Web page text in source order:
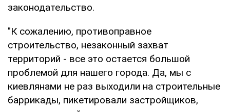
законодательство.
"К сожалению, противоправное
строительство, незаконный захват
территорий - все это остается большой
проблемой для нашего города. Да, мы с
киевлянами не раз выходили на строительные
баррикады, пикетировали застройщиков,